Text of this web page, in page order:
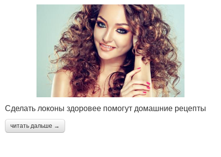
Сделать локоны здоровее помогут домашние рецепты
читать дальше →